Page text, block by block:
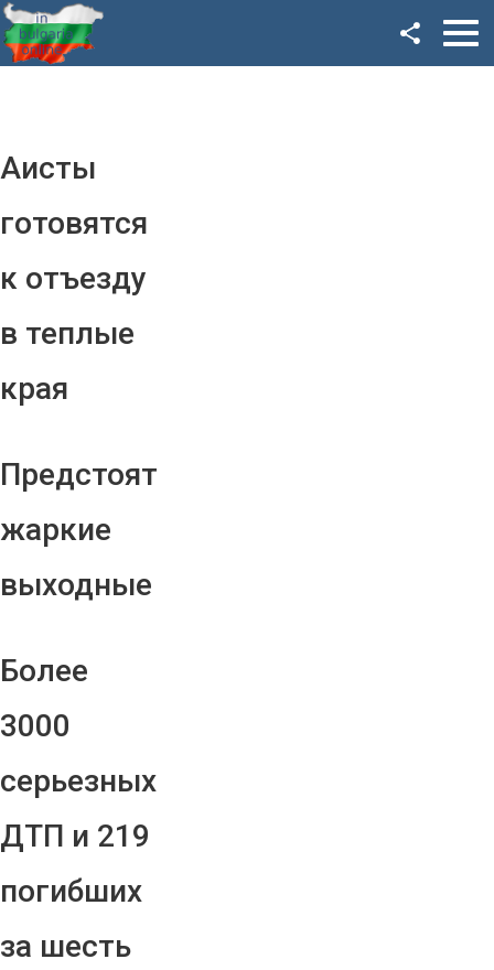
Аисты
готовятся
к отъезду
в теплые
края
Предстоят
жаркие
выходные
Более
3000
серьезных
ДТП и 219
погибших
за шесть